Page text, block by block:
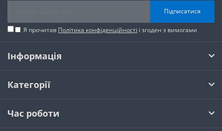
Підписатися
Я прочитав Політика конфіденційності і згоден з вимогами
Інформація
Категорії
Час роботи